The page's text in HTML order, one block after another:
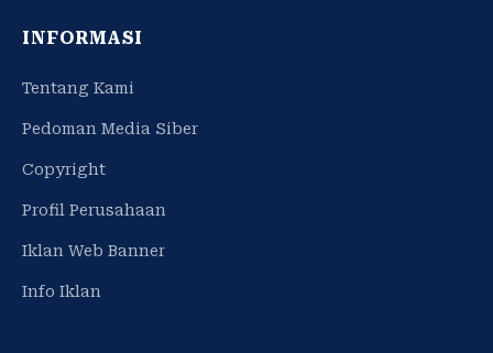
INFORMASI
Tentang Kami
Pedoman Media Siber
Copyright
Profil Perusahaan
Iklan Web Banner
Info Iklan